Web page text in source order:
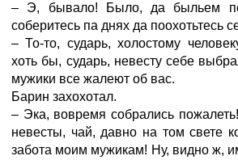
– Э, бывало! Было, да быльем
соберитесь па днях да поохотьтесь
– То-то, сударь, холостому
хоть бы, сударь, невесту себе
мужики все жалеют об вас.
Барин захохотал.
– Эка, вовремя собрались
невесты, чай, давно на том свете
забота моим мужикам! Ну, видно ж,